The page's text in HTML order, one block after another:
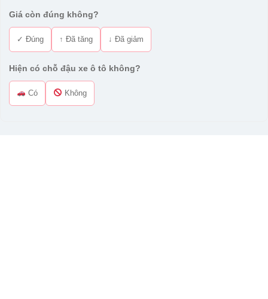
Giá còn đúng không?
✓ Đúng ↑ Đã tăng ↓ Đã giảm
Hiện có chỗ đậu xe ô tô không?
Có Không